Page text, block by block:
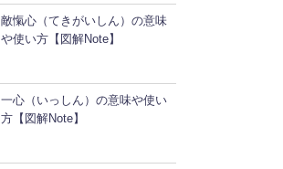
敵愾心（てきがいしん）の意味
や使い方【図解Note】
一心（いっしん）の意味や使い
方【図解Note】